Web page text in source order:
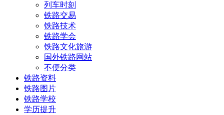
列车时刻
铁路交易
铁路技术
铁路学会
铁路文化旅游
国外铁路网站
不便分类
铁路资料
铁路图片
铁路学校
学历提升